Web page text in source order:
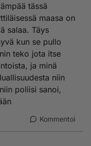
:DDD
toiseen niin että
TAIKKA lappoa
kantaa)
tai
maistuu vain
X,, tai et va tykkää
kukat sillä ja vähä
tässä
maasa on
salaa. Täys
kun se pullo
teko jota itse
ja minä
niin
poliisi sanoi,
Kommentoi